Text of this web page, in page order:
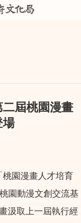
屆桃園漫畫
場
園漫畫人才培育
園動漫文創交流基
汲取上一屆執行經